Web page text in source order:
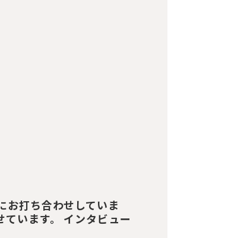
お打ち合わせしていま
います。 インタビュー